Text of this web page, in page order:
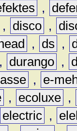
,
, disco ,
, ds ,
, durango ,
,
e-
, ecoluxe ,
electric ,